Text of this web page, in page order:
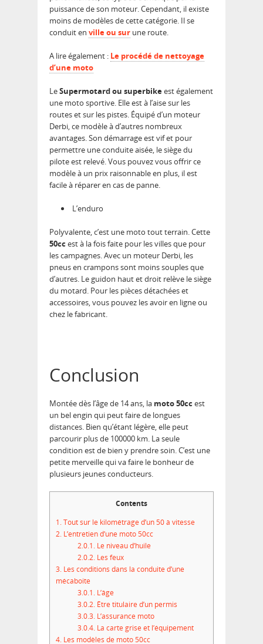
puissance de son moteur. Cependant, il existe
moins de modèles de cette catégorie. Il se
conduit en ville ou sur une route.
A lire également : Le procédé de nettoyage
d’une moto
LeSupermotard ou superbikeest également
une moto sportive. Elle est à l’aise sur les
routes et sur les pistes. Équipé d’un moteur
Derbi, ce modèle à d’autres nombreux
avantages. Son démarrage est vif et pour
permettre une conduite aisée, le siège du
pilote est relevé. Vous pouvez vous offrir ce
modèle à un prix raisonnable en plus, il est
facile à réparer en cas de panne.
L’enduro
Polyvalente, c’est une moto tout terrain. Cette
50cc est à la fois faite pour les villes que pour
les campagnes. Avec un moteur Derbi, les
pneus en crampons sont moins souples que
d’autres. Le guidon haut et droit relève le siège
du motard. Pour les pièces détachées et
accessoires, vous pouvez les avoir en ligne ou
chez le fabricant.
Conclusion
Montée dès l’âge de 14 ans, la moto 50cc est
un bel engin qui peut faire de longues
distances. Bien qu’étant légère, elle peut
parcourir plus de 100000 km. La seule
condition est de bien y prendre soin. C’est une
petite merveille qui va faire le bonheur de
plusieurs jeunes conducteurs.
Contents
1.Tout sur le kilométrage d’un 50 à vitesse
2. L’entretien d’une moto 50cc
2.0.1. Le niveau d’huile
2.0.2. Les feux
3. Les conditions dans la conduite d’une
mécaboite
3.0.1. L’âge
3.0.2. Être titulaire d’un permis
3.0.3. L’assurance moto
3.0.4. La carte grise et l’équipement
4. Les modèles de moto 50cc